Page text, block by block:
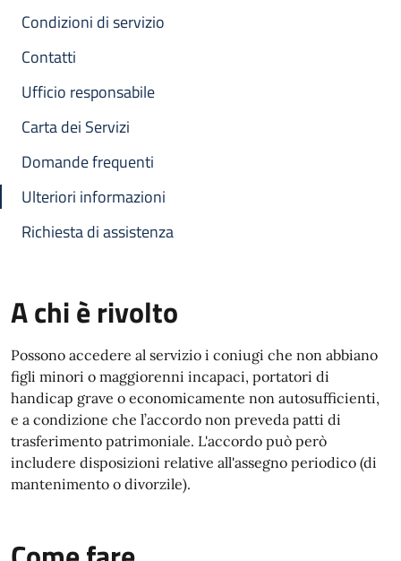
Condizioni di servizio
Contatti
Ufficio responsabile
Carta dei Servizi
Domande frequenti
Ulteriori informazioni
Richiesta di assistenza
A chi è rivolto
Possono accedere al servizio i coniugi che non abbiano
figli minori o maggiorenni incapaci, portatori di
handicap grave o economicamente non autosufficienti,
e a condizione che l’accordo non preveda patti di
trasferimento patrimoniale. L'accordo può però
includere disposizioni relative all'assegno periodico (di
mantenimento o divorzile).